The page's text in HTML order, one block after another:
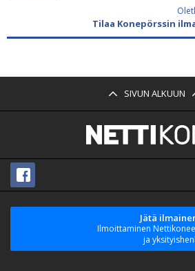
Tilaa Konepörssin
SIVUN ALKUUN
Jätä
Ilmoittaminen
ja